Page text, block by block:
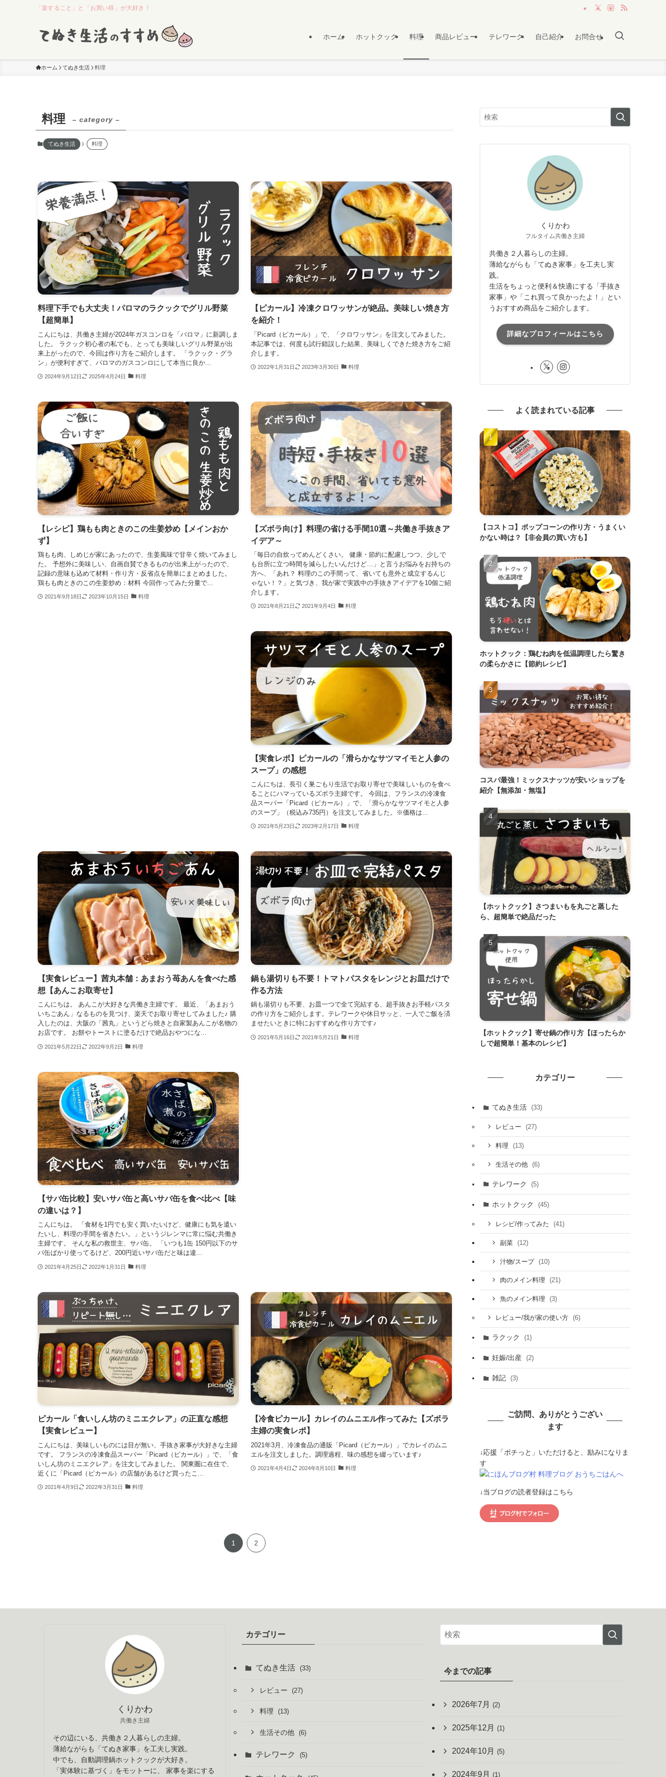
「楽すること」と「お買い得」が大好き！
ホーム ホットクック 料理 商品レビュー テレワーク 自己紹介 お問合せ
ホーム てぬき生活 料理
料理 – category –
てぬき生活 料理
料理下手でも大丈夫！パロマのラクックでグリル野菜
【超簡単】
こんにちは、共働き主婦が2024年ガスコンロを「パロマ」に新調しま
した。 ラクック初心者の私でも、とっても美味しいグリル野菜が出
来上がったので、今回は作り方をご紹介します。 「ラクック・グラ
ン」が便利すぎて、パロマのガスコンロにして本当に良か...
2024年9月12日 2025年4月24日 料理
【ピカール】冷凍クロワッサンが絶品。美味しい焼き方
を紹介！
「Picard（ピカール）」で、「クロワッサン」を注文してみました。
本記事では、何度も試行錯誤した結果、美味しくできた焼き方をご紹
介します。
2022年1月31日 2023年3月30日 料理
【レシピ】鶏もも肉ときのこの生姜炒め【メインおか
ず】
鶏もも肉、しめじが家にあったので、生姜風味で甘辛く焼いてみまし
た。 予想外に美味しい、自画自賛できるものが出来上がったので、
記録の意味も込めて材料・作り方・反省点を簡単にまとめました。
鶏もも肉ときのこの生姜炒め：材料 今回作ってみた分量で...
2021年9月18日 2023年10月15日 料理
【ズボラ向け】料理の省ける手間10選～共働き手抜きア
イデア～
「毎日の自炊ってめんどくさい。 健康・節約に配慮しつつ、少しで
も台所に立つ時間を減らしたいんだけど…」と言うお悩みをお持ちの
方へ、「あれ？ 料理のこの手間って、省いても意外と成立するんじ
ゃない！？」と気づき、我が家で実践中の手抜きアイデアを10個ご紹
介します。
2021年8月21日 2021年9月4日 料理
【実食レポ】ピカールの「滑らかなサツマイモと人参の
スープ」の感想
こんにちは、長引く巣ごもり生活でお取り寄せで美味しいものを食べ
ることにハマっているズボラ主婦です。 今回は、フランスの冷凍食
品スーパー「Picard（ピカール）」で、「滑らかなサツマイモと人参
のスープ」（税込み735円）を注文してみました。※価格は...
2021年5月23日 2023年2月17日 料理
【実食レビュー】茜丸本舗：あまおう苺あんを食べた感
想【あんこお取寄せ】
こんにちは。 あんこが大好きな共働き主婦です。 最近、「あまおう
いちごあん」なるものを見つけ、楽天でお取り寄せしてみました♪ 購
入したのは、大阪の「茜丸」というどら焼きと自家製あんこが名物の
お店です。 お餅やトーストに塗るだけで絶品おやつにな...
2021年5月22日 2022年9月2日 料理
鍋も湯切りも不要！トマトパスタをレンジとお皿だけで
作る方法
鍋も湯切りも不要、お皿一つで全て完結する、超手抜きお手軽パスタ
の作り方をご紹介します。テレワークや休日サッと、一人でご飯を済
ませたいときに特におすすめな作り方です♪
2021年5月16日 2021年5月21日 料理
【サバ缶比較】安いサバ缶と高いサバ缶を食べ比べ【味
の違いは？】
こんにちは。 「食材を1円でも安く買いたいけど、健康にも気を遣い
たいし、料理の手間を省きたい。」というジレンマに常に悩む共働き
主婦です。 そんな私の救世主、サバ缶。 「いつも1缶 150円以下のサ
バ缶ばかり使ってるけど、200円近いサバ缶だと味は違...
2021年4月25日 2022年1月31日 料理
ピカール「食いしん坊のミニエクレア」の正直な感想
【実食レビュー】
こんにちは、美味しいものには目が無い、手抜き家事が大好きな主婦
です。 フランスの冷凍食品スーパー「Picard（ピカール）」で、「食
いしん坊のミニエクレア」を注文してみました。 関東圏に在住で、
近くに「Picard（ピカール）の店舗があるけど買ったこ...
2021年4月9日 2022年3月31日 料理
【冷食ピカール】カレイのムニエル作ってみた【ズボラ
主婦の実食レポ】
2021年3月、冷凍食品の通販「Picard（ピカール）」でカレイのムニ
エルを注文しました。調理過程、味の感想を綴っています♪
2021年4月4日 2024年8月10日 料理
1 2
くりかわ
フルタイム共働き主婦
共働き２人暮らしの主婦。
薄給ながらも「てぬき家事」を工夫し実
践。
生活をちょっと便利＆快適にする「手抜き
家事」や「これ買って良かったよ！」とい
うおすすめ商品をご紹介します。
詳細なプロフィールはこちら
よく読まれている記事
【コストコ】ポップコーンの作り方・うまくい
かない時は？【非会員の買い方も】
ホットクック：鶏むね肉を低温調理したら驚き
の柔らかさに【節約レシピ】
コスパ最強！ミックスナッツが安いショップを
紹介【無添加・無塩】
【ホットクック】さつまいもを丸ごと蒸した
ら、超簡単で絶品だった
【ホットクック】寄せ鍋の作り方【ほったらか
しで超簡単！基本のレシピ】
カテゴリー
てぬき生活 (33)
レビュー (27)
料理 (13)
生活その他 (6)
テレワーク (5)
ホットクック (45)
レシピ/作ってみた (41)
副菜 (12)
汁物/スープ (10)
肉のメイン料理 (21)
魚のメイン料理 (3)
レビュー/我が家の使い方 (6)
ラクック (1)
妊娠/出産 (2)
雑記 (3)
ご訪問、ありがとうござい
ます
↓応援「ポチっと」いただけると、励みになりま
す
↓当ブログの読者登録はこちら
くりかわ
共働き主婦
その辺にいる、共働き２人暮らしの主婦。
薄給ながらも「てぬき家事」を工夫し実践。
中でも、自動調理鍋ホットクックが大好き。
「実体験に基づく」をモットーに、 家事を楽にする
カテゴリー
てぬき生活 (33)
レビュー (27)
料理 (13)
生活その他 (6)
テレワーク (5)
今までの記事
2026年7月 (2)
2025年12月 (1)
2024年10月 (5)
2024年9月 (1)